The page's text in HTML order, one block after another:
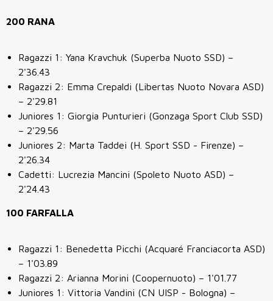
200 RANA
Ragazzi 1: Yana Kravchuk (Superba Nuoto SSD) –
2'36.43
Ragazzi 2: Emma Crepaldi (Libertas Nuoto Novara ASD)
– 2'29.81
Juniores 1: Giorgia Punturieri (Gonzaga Sport Club SSD)
– 2'29.56
Juniores 2: Marta Taddei (H. Sport SSD - Firenze) –
2'26.34
Cadetti: Lucrezia Mancini (Spoleto Nuoto ASD) –
2'24.43
100 FARFALLA
Ragazzi 1: Benedetta Picchi (Acquaré Franciacorta ASD)
– 1'03.89
Ragazzi 2: Arianna Morini (Coopernuoto) – 1'01.77
Juniores 1: Vittoria Vandini (CN UISP - Bologna) –